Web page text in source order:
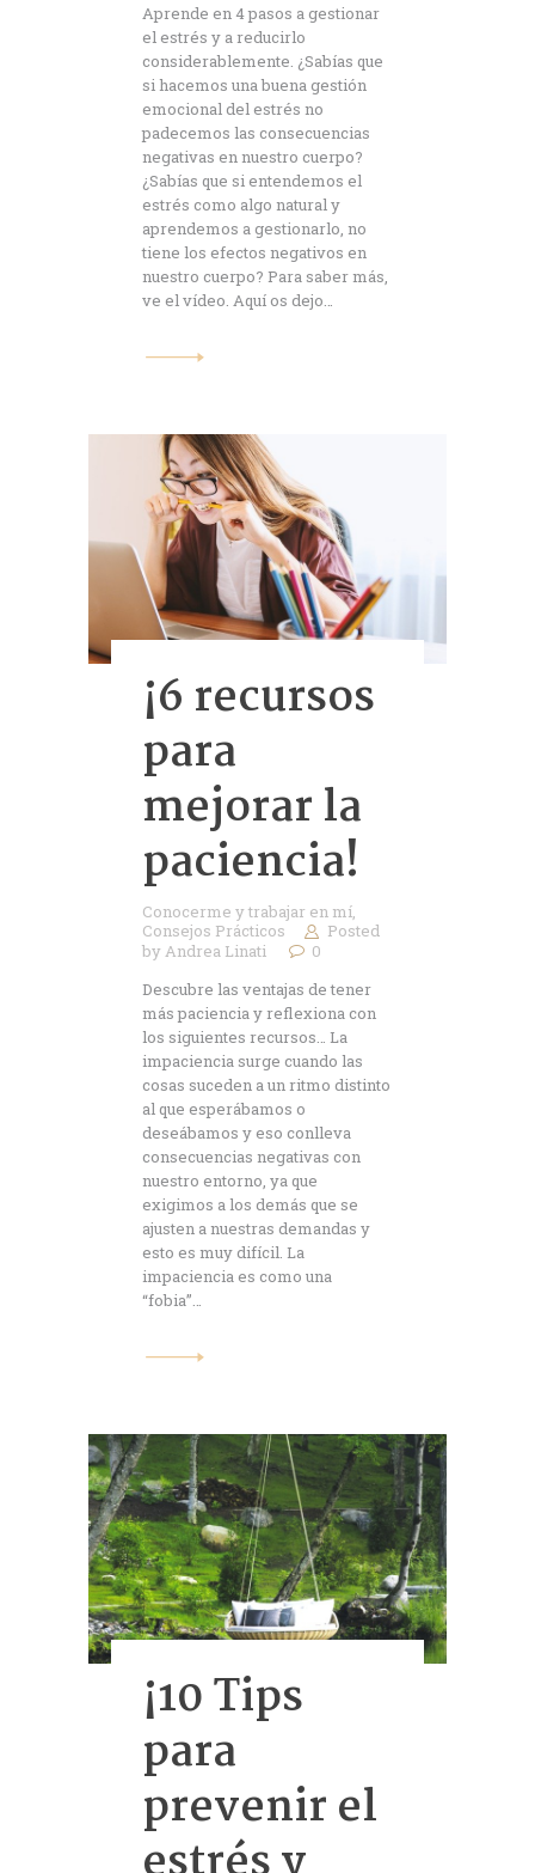
Aprende en 4 pasos a gestionar
el estrés y a reducirlo
considerablemente. ¿Sabías que
si hacemos una buena gestión
emocional del estrés no
padecemos las consecuencias
negativas en nuestro cuerpo?
¿Sabías que si entendemos el
estrés como algo natural y
aprendemos a gestionarlo, no
tiene los efectos negativos en
nuestro cuerpo? Para saber más,
ve el vídeo. Aquí os dejo…
¡6 recursos
para
mejorar la
paciencia!
Conocerme y trabajar en mí,
Consejos Prácticos
Posted
byAndrea Linati
0
Descubre las ventajas de tener
más paciencia y reflexiona con
los siguientes recursos… La
impaciencia surge cuando las
cosas suceden a un ritmo distinto
al que esperábamos o
deseábamos y eso conlleva
consecuencias negativas con
nuestro entorno, ya que
exigimos a los demás que se
ajusten a nuestras demandas y
esto es muy difícil. La
impaciencia es como una
“fobia”…
¡10 Tips
para
prevenir el